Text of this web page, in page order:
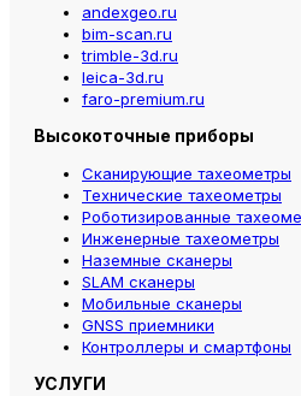
andexgeo.ru
bim-scan.ru
trimble-3d.ru
leica-3d.ru
faro-premium.ru
Высокоточные приборы
Сканирующие тахеометры
Технические тахеометры
Роботизированные
Инженерные тахеометры
Наземные сканеры
SLAM сканеры
Мобильные сканеры
GNSS приемники
Контроллеры и смартфоны
УСЛУГИ